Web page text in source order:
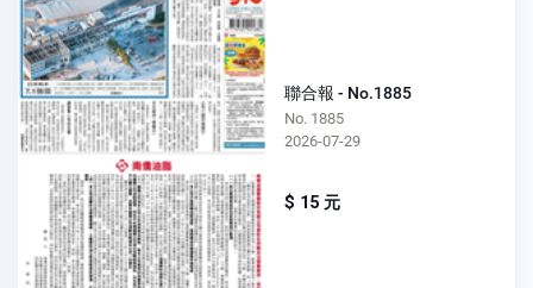
聯合報 - No.1885
No. 1885
2026-07-29
$ 15 元